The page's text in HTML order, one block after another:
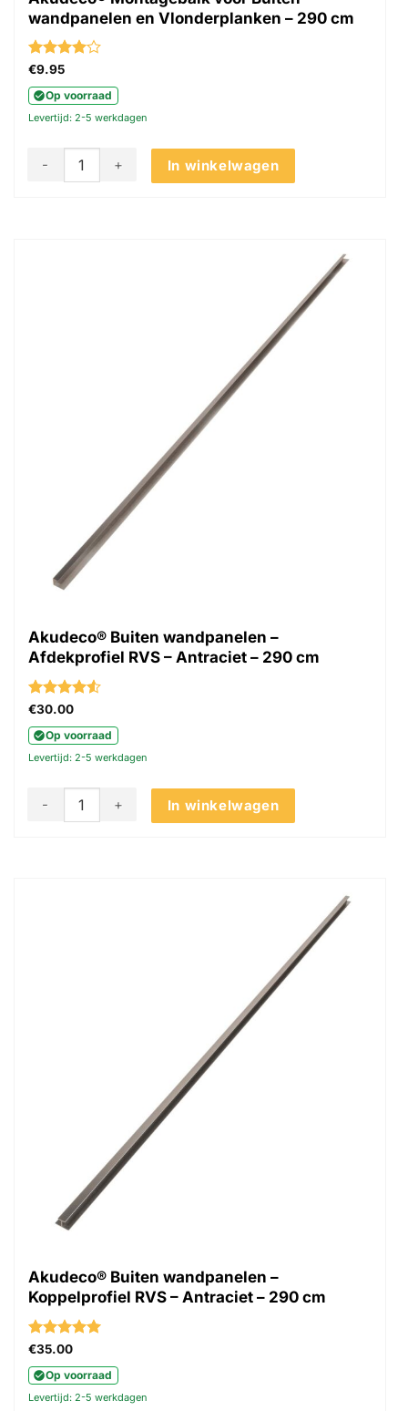
wandpanelen en Vlonderplanken – 290 cm
Gewaardeerd
4uit 5
€9.95
Op voorraad
Levertijd: 2-5 werkdagen
In winkelwagen
Akudeco® Montagebalk voor Buiten wandpanelen en
Akudeco® Buiten wandpanelen –
Afdekprofiel RVS – Antraciet – 290 cm
Gewaardeerd
€30.00
Op voorraad
Levertijd: 2-5 werkdagen
In winkelwagen
Akudeco® Buiten wandpanelen - Afdekprofiel RVS -
Akudeco® Buiten wandpanelen –
Koppelprofiel RVS – Antraciet – 290 cm
Gewaardeerd
€35.00
Op voorraad
Levertijd: 2-5 werkdagen